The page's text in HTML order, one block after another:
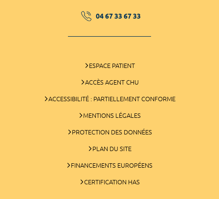
04 67 33 67 33
ESPACE PATIENT
ACCÈS AGENT CHU
ACCESSIBILITÉ : PARTIELLEMENT CONFORME
MENTIONS LÉGALES
PROTECTION DES DONNÉES
PLAN DU SITE
FINANCEMENTS EUROPÉENS
CERTIFICATION HAS